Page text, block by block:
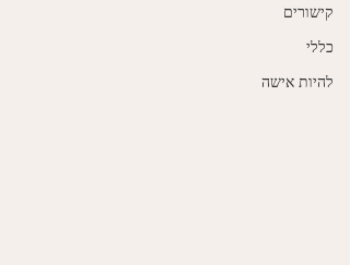
קישורים
כללי
להיות אישה